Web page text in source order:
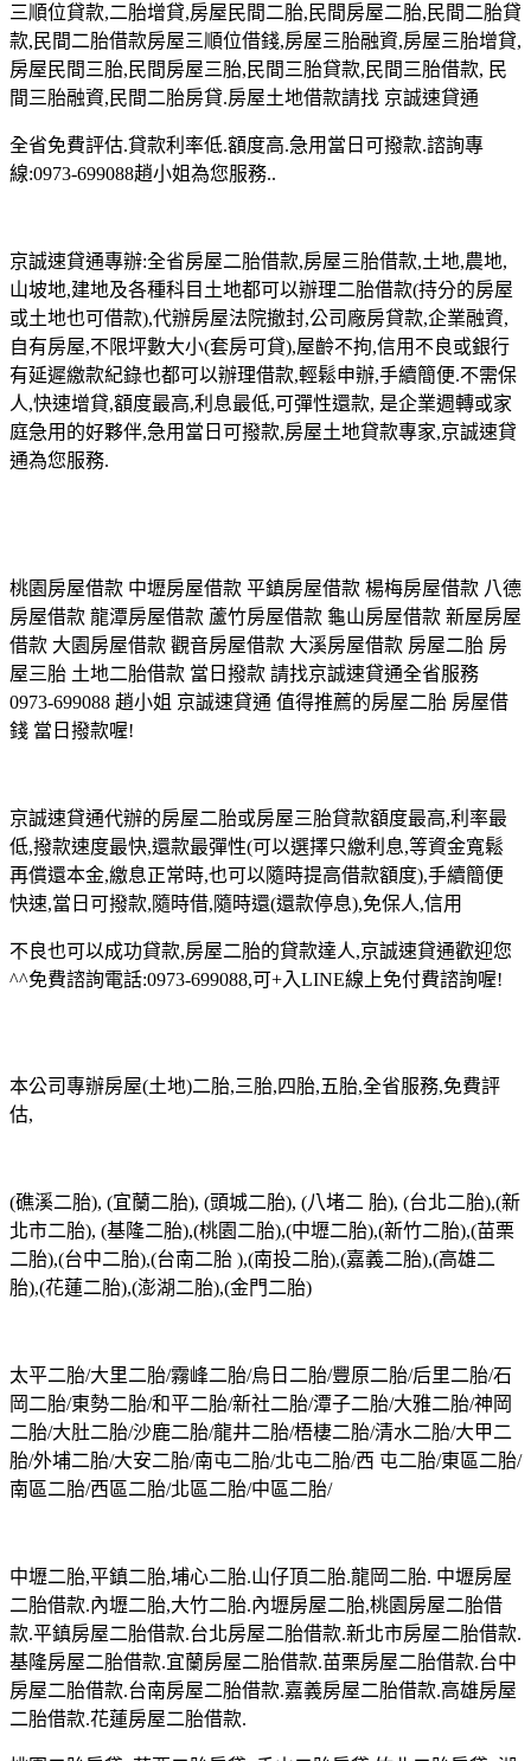
三順位貸款,二胎增貸,房屋民間二胎,民間房屋二胎,民間二胎貸
款,民間二胎借款房屋三順位借錢,房屋三胎融資,房屋三胎增貸,
房屋民間三胎,民間房屋三胎,民間三胎貸款,民間三胎借款, 民
間三胎融資,民間二胎房貸.房屋土地借款請找 京誠速貸通
全省免費評估.貸款利率低.額度高.急用當日可撥款.諮詢專
線:0973-699088趙小姐為您服務..
京誠速貸通專辦:全省房屋二胎借款,房屋三胎借款,土地,農地,
山坡地,建地及各種科目土地都可以辦理二胎借款(持分的房屋
或土地也可借款),代辦房屋法院撤封,公司廠房貸款,企業融資,
自有房屋,不限坪數大小(套房可貸),屋齡不拘,信用不良或銀行
有延遲繳款紀錄也都可以辦理借款,輕鬆申辦,手續簡便.不需保
人,快速增貸,額度最高,利息最低,可彈性還款, 是企業週轉或家
庭急用的好夥伴,急用當日可撥款,房屋土地貸款專家,京誠速貸
通為您服務.
桃園房屋借款 中壢房屋借款 平鎮房屋借款 楊梅房屋借款 八德
房屋借款 龍潭房屋借款 蘆竹房屋借款 龜山房屋借款 新屋房屋
借款 大園房屋借款 觀音房屋借款 大溪房屋借款 房屋二胎 房
屋三胎 土地二胎借款 當日撥款 請找京誠速貸通全省服務
0973-699088 趙小姐 京誠速貸通 值得推薦的房屋二胎 房屋借
錢 當日撥款喔!
京誠速貸通代辦的房屋二胎或房屋三胎貸款額度最高,利率最
低,撥款速度最快,還款最彈性(可以選擇只繳利息,等資金寬鬆
再償還本金,繳息正常時,也可以隨時提高借款額度),手續簡便
快速,當日可撥款,隨時借,隨時還(還款停息),免保人,信用
不良也可以成功貸款,房屋二胎的貸款達人,京誠速貸通歡迎您
^^免費諮詢電話:0973-699088,可+入LINE線上免付費諮詢喔!
本公司專辦房屋(土地)二胎,三胎,四胎,五胎,全省服務,免費評
估,
(礁溪二胎), (宜蘭二胎), (頭城二胎), (八堵二 胎), (台北二胎),(新
北市二胎), (基隆二胎),(桃園二胎),(中壢二胎),(新竹二胎),(苗栗
二胎),(台中二胎),(台南二胎 ),(南投二胎),(嘉義二胎),(高雄二
胎),(花蓮二胎),(澎湖二胎),(金門二胎)
太平二胎/大里二胎/霧峰二胎/烏日二胎/豐原二胎/后里二胎/石
岡二胎/東勢二胎/和平二胎/新社二胎/潭子二胎/大雅二胎/神岡
二胎/大肚二胎/沙鹿二胎/龍井二胎/梧棲二胎/清水二胎/大甲二
胎/外埔二胎/大安二胎/南屯二胎/北屯二胎/西 屯二胎/東區二胎/
南區二胎/西區二胎/北區二胎/中區二胎/
中壢二胎,平鎮二胎,埔心二胎.山仔頂二胎.龍岡二胎. 中壢房屋
二胎借款.內壢二胎,大竹二胎.內壢房屋二胎,桃園房屋二胎借
款.平鎮房屋二胎借款.台北房屋二胎借款.新北市房屋二胎借款.
基隆房屋二胎借款.宜蘭房屋二胎借款.苗栗房屋二胎借款.台中
房屋二胎借款.台南房屋二胎借款.嘉義房屋二胎借款.高雄房屋
二胎借款.花蓮房屋二胎借款.